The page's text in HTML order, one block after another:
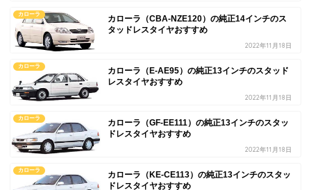
カローラ
カローラ（CBA-NZE120）の純正14インチのス
タッドレスタイヤおすすめ
2022年11月18日
カローラ
カローラ（E-AE95）の純正13インチのスタッド
レスタイヤおすすめ
2022年11月18日
カローラ
カローラ（GF-EE111）の純正13インチのスタッ
ドレスタイヤおすすめ
2022年11月18日
カローラ
カローラ（KE-CE113）の純正13インチのスタッ
ドレスタイヤおすすめ